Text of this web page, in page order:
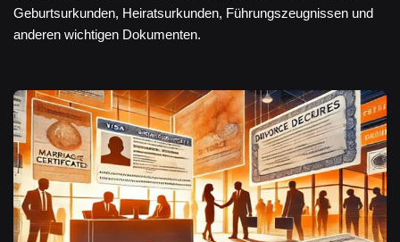
Geburtsurkunden, Heiratsurkunden, Führungszeugnissen und
anderen wichtigen Dokumenten.